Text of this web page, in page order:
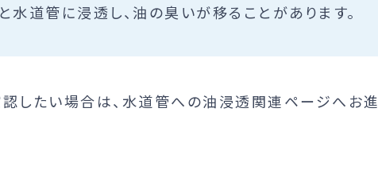
道管に浸透し、油の臭いが移ることがあります。
したい場合は、水道管への油浸透関連ページへお進